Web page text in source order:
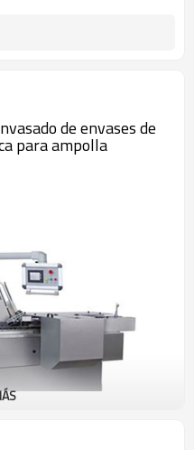
de envases de
para ampolla